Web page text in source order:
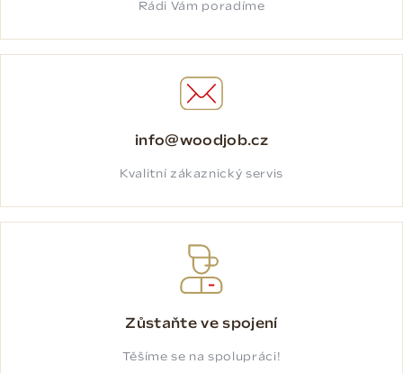
Rádi Vám poradíme
info@woodjob.cz
Kvalitní zákaznický servis
Zůstaňte ve spojení
Těšíme se na spolupráci!